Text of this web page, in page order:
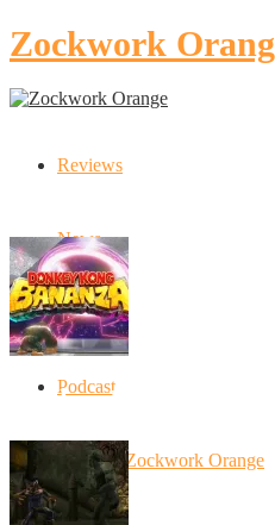
Zockwork
Reviews
News
Artikel
Podcast
10 Jahre Zockwork Orange
Donkey Kong